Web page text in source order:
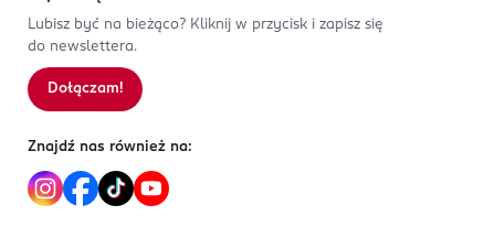
Nuta głowy:
Nuta serca:kardamon,
Dla kogo jest ten zapach?
Dla mężczyzn, którzy lubią świeże, cytrusowe otwarcia,
bazy.
pl.sirowa@sirowa.com
225185800
Kod EAN
1
0%
Sortowanie wg
Lubisz być na bieżąco? Kliknij w przycisk i zapisz się
do newslettera.
Dołączam!
Znajdź nas również na: